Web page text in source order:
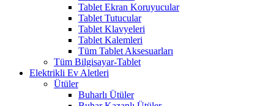
Tablet Ekran Koruyucular
Tablet Tutucular
Tablet Klavyeleri
Tablet Kalemleri
Tüm Tablet Aksesuarları
Tüm Bilgisayar-Tablet
Elektrikli Ev Aletleri
Ütüler
Buharlı Ütüler